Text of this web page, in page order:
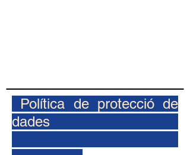
Política de protecció de
dades